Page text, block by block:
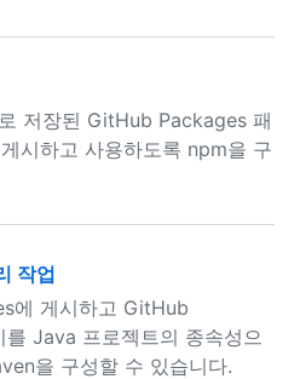
저장된 GitHub Packages 패
시하고 사용하도록 npm을 구
작업
에 게시하고 GitHub
Java 프로젝트의 종속성으
을 구성할 수 있습니다.